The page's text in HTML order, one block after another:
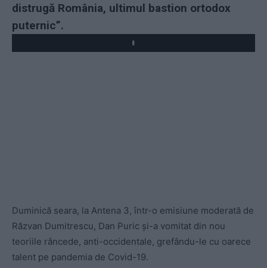
distrugă România, ultimul bastion ortodox
puternic”.
Play
Duminică seara, la Antena 3, într-o emisiune moderată de
Răzvan Dumitrescu, Dan Puric și-a vomitat din nou
teoriile râncede, anti-occidentale, grefându-le cu oarece
talent pe pandemia de Covid-19.